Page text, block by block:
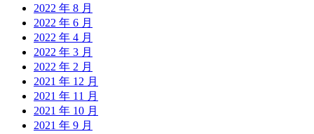
2022 年 8 月
2022 年 6 月
2022 年 4 月
2022 年 3 月
2022 年 2 月
2021 年 12 月
2021 年 11 月
2021 年 10 月
2021 年 9 月